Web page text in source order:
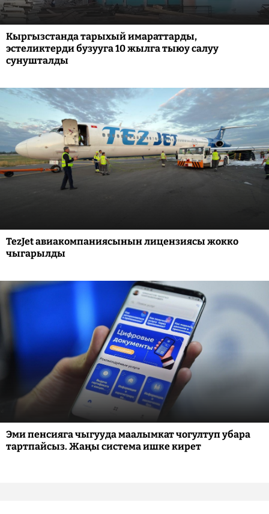
Кыргызстанда тарыхый имараттарды,
эстеликтерди бузууга 10 жылга тыюу салуу
сунушталды
TezJet авиакомпаниясынын лицензиясы жокко
чыгарылды
Эми пенсияга чыгууда маалымкат чогултуп убара
тартпайсыз. Жаңы система ишке кирет